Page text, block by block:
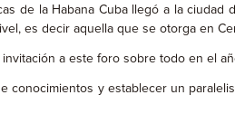
de la Habana Cuba llegó a la
es decir aquella que se otorga en
a este foro sobre todo en el
y establecer un